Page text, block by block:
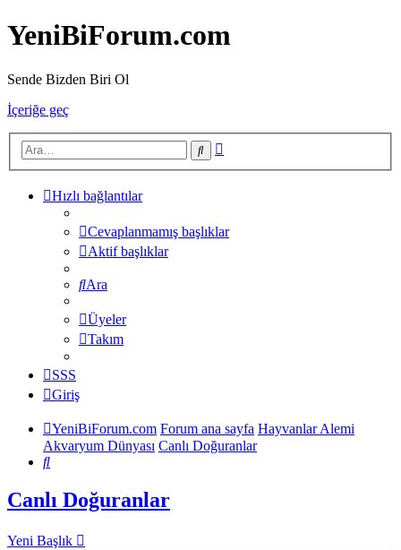
YeniBiForum.com
Sende Bizden Biri Ol
İçeriğe geç
Ara
Hızlı bağlantılar
Cevaplanmamış başlıklar
Aktif başlıklar
Ara
Üyeler
Takım
SSS
Giriş
YeniBiForum.com Forum ana sayfa Hayvanlar Alemi
Akvaryum Dünyası Canlı Doğuranlar
Ara
Canlı Doğuranlar
Yeni Başlık